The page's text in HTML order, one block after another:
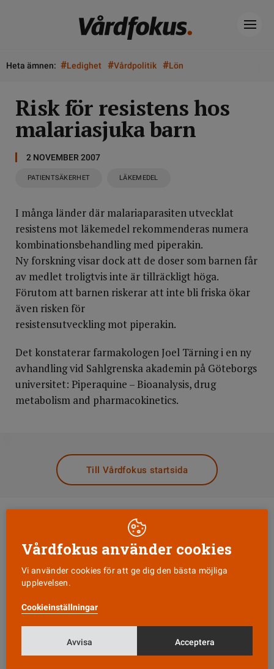
Heta ämnen: #Ledighet #Vårdpolitik #Lön
Risk för resistens hos
malariasjuka barn
2 NOVEMBER 2007
PATIENTSÄKERHET LÄKEMEDEL
I många länder där malariaparasiten utvecklat
resistens mot läkemedel rekommenderas numera
kombinationsbehandling med piperakin.
Ny forskning visar dock att de doser som barnen får
av medlet troligtvis inte är tillräckligt höga.
Förutom att barnen riskerar att inte bli friska ökar
även risken för
resistensutveckling mot piperakin.
Det konstaterar farmakologen Joel Tärning i en ny
avhandling vid Sahlgrenska akademin på Göteborgs
universitet: Piperaquine – Bioanalysis, drug
metabolism and pharmacokinetics.
Till Vårdfokus startsida
Tipsa oss!
Vårdfokus använder cookies
Vi använder cookies för att ge dig den bästa möjliga
upplevelsen.
Cookieinställningar
Avvisa Acceptera